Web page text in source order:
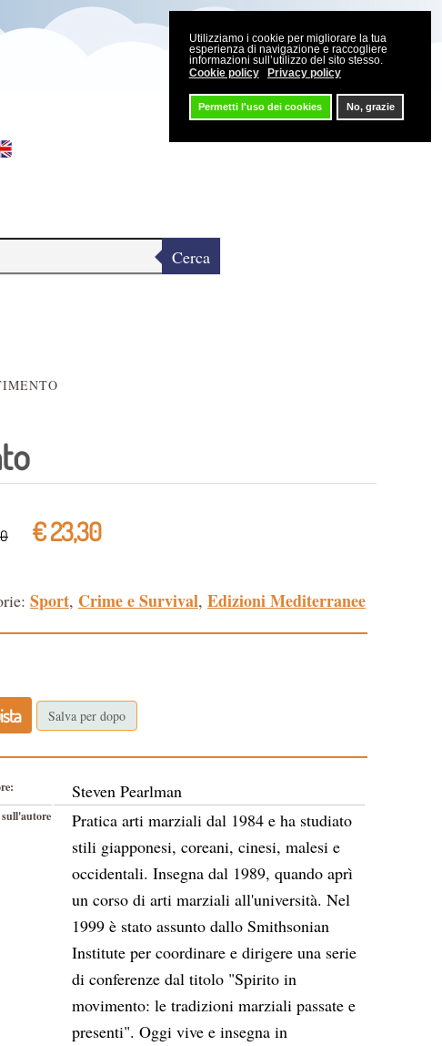
Utilizziamo i cookie per migliorare la tua
esperienza di navigazione e raccogliere
informazioni sull’utilizzo del sito stesso.
Cookie policy
Privacy policy
Permetti l'uso dei cookies No, grazie
Cerca
€ 23,30
Sport, Crime e Survival, Edizioni Mediterranee
Salva per dopo
Steven Pearlman
Pratica arti marziali dal 1984 e ha studiato
stili giapponesi, coreani, cinesi, malesi e
occidentali. Insegna dal 1989, quando aprì
un corso di arti marziali all'università. Nel
1999 è stato assunto dallo Smithsonian
Institute per coordinare e dirigere una serie
di conferenze dal titolo "Spirito in
movimento: le tradizioni marziali passate e
presenti". Oggi vive e insegna in